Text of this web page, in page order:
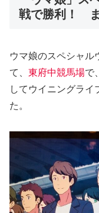
戦で勝利！
ウマ娘のスペシャル
て、 東府中競馬場で、
してウイニングライ
た。